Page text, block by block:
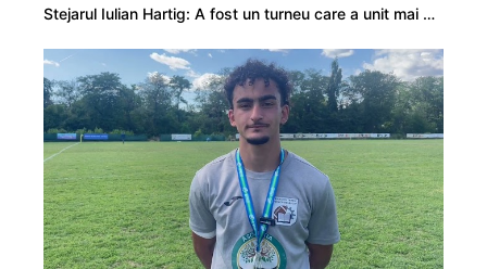
Stejarul Iulian Hartig: A fost un turneu care a unit mai mult echipa